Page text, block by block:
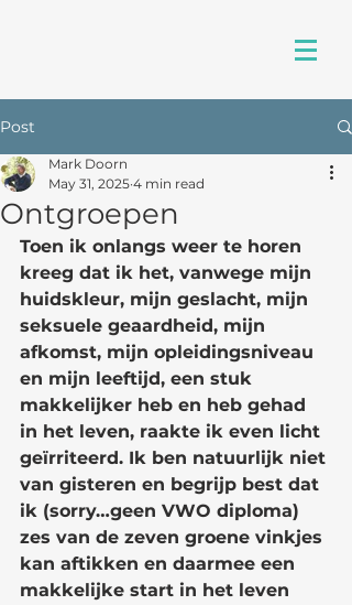
Post
Ontgroepen
Mark Doorn
May 31, 2025 4 min read
Toen ik onlangs weer te horen
kreeg dat ik het, vanwege mijn
huidskleur, mijn geslacht, mijn
seksuele geaardheid, mijn
afkomst, mijn opleidingsniveau
en mijn leeftijd, een stuk
makkelijker heb en heb gehad
in het leven, raakte ik even licht
geïrriteerd. Ik ben natuurlijk niet
van gisteren en begrijp best dat
ik (sorry…geen VWO diploma)
zes van de zeven groene vinkjes
kan aftikken en daarmee een
makkelijke start in het leven